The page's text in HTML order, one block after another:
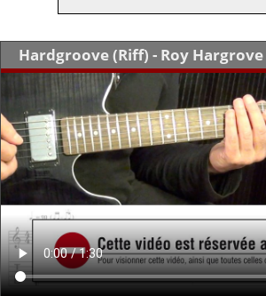
Hardgroove (Riff) - Roy Hargrove